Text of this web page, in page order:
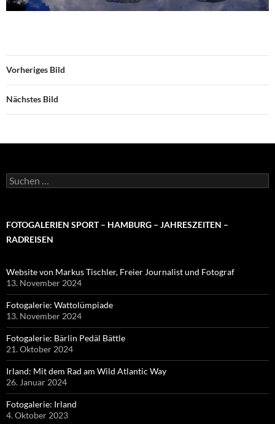
Vorheriges Bild
Nächstes Bild
Suchen
nach:
FOTOGALERIEN SPORT – HAMBURG – JAHRESZEITEN –
RADREISEN
Website von Markus Tischler, Freier Journalist und Fotograf
13. November 2024
Fotogalerie: Wattolümpiade
13. November 2024
Fotogalerie: Bärlin Pedäl Bättle
21. Oktober 2024
Irland: Mit dem Rad am Wild Atlantic Way
26. Januar 2024
Fotogalerie: Irland
4. Oktober 2023